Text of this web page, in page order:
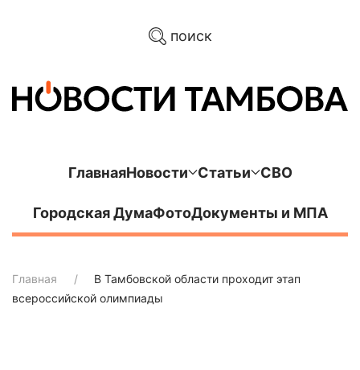
поиск
ГлавнаяНовости Статьи СВО
Городская ДумаФотоДокументы и МПА
Главная
В Тамбовской области проходит этап
всероссийской олимпиады